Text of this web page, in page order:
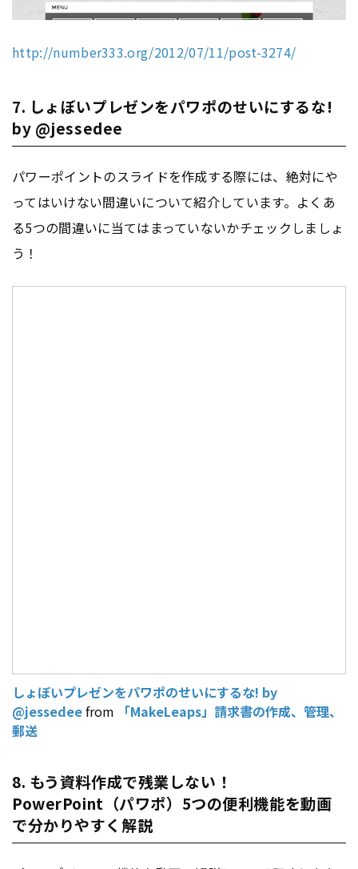
http://number333.org/2012/07/11/post-3274/
7. しょぼいプレゼンをパワポのせいにするな!
by @jessedee
パワーポイントのスライドを作成する際には、絶対にや
ってはいけない間違いについて紹介しています。よくあ
る5つの間違いに当てはまっていないかチェックしましょ
う！
しょぼいプレゼンをパワポのせいにするな! by
@jessedeefrom
「MakeLeaps」請求書の作成、管理、
郵送
8. もう資料作成で残業しない！
PowerPoint（パワポ）5つの便利機能を動画
で分かりやすく解説